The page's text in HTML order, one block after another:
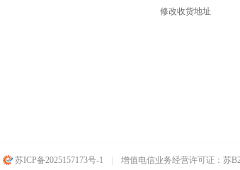
修改收货地址
苏ICP备2025157173号-1 | 增值电信业务经营许可证：苏